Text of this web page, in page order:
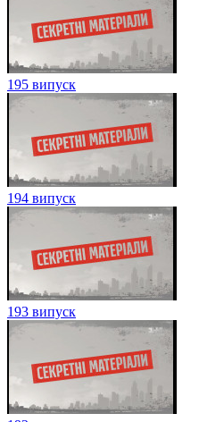
195 випуск
194 випуск
193 випуск